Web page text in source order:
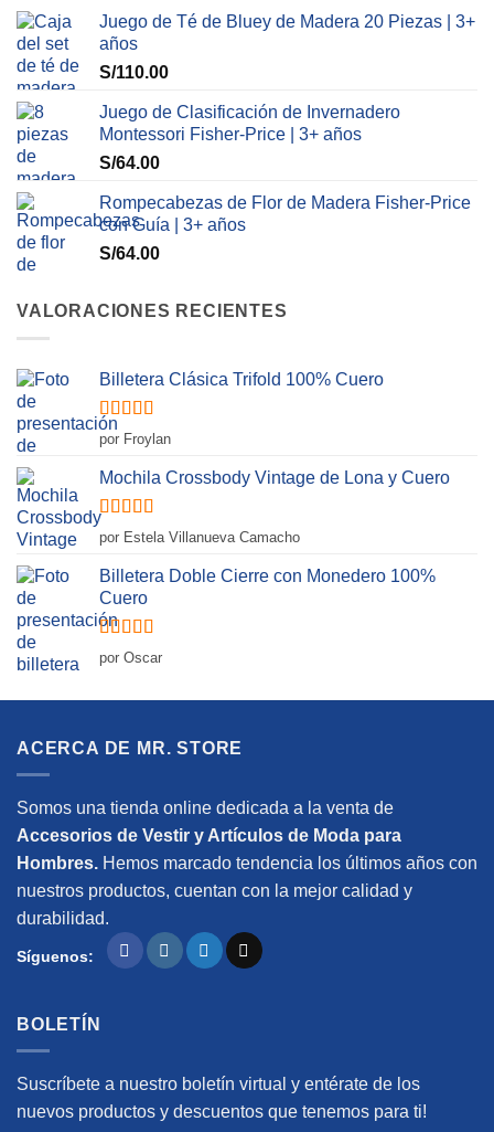
Juego de Té de Bluey de Madera 20 Piezas | 3+
años
S/110.00
Juego de Clasificación de Invernadero
Montessori Fisher-Price | 3+ años
S/64.00
Rompecabezas de Flor de Madera Fisher-Price
con Guía | 3+ años
S/64.00
VALORACIONES RECIENTES
Billetera Clásica Trifold 100% Cuero
Valorado
con
de 5
por Froylan
Mochila Crossbody Vintage de Lona y Cuero
Valorado
con
por Estela Villanueva Camacho
Billetera Doble Cierre con Monedero 100%
Cuero
Valorado
con
por Oscar
ACERCA DE MR. STORE
Somos una tienda online dedicada a la venta de
Accesorios de Vestir y Artículos de Moda para
Hombres. Hemos marcado tendencia los últimos años con
nuestros productos, cuentan con la mejor calidad y
durabilidad.
Síguenos:
BOLETÍN
Suscríbete a nuestro boletín virtual y entérate de los
nuevos productos y descuentos que tenemos para ti!